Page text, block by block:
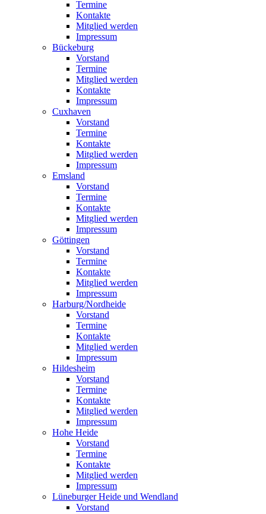
Termine
Kontakte
Mitglied werden
Impressum
Bückeburg
Vorstand
Termine
Mitglied werden
Kontakte
Impressum
Cuxhaven
Vorstand
Termine
Kontakte
Mitglied werden
Impressum
Emsland
Vorstand
Termine
Kontakte
Mitglied werden
Impressum
Göttingen
Vorstand
Termine
Kontakte
Mitglied werden
Impressum
Harburg/Nordheide
Vorstand
Termine
Kontakte
Mitglied werden
Impressum
Hildesheim
Vorstand
Termine
Kontakte
Mitglied werden
Impressum
Hohe Heide
Vorstand
Termine
Kontakte
Mitglied werden
Impressum
Lüneburger Heide und Wendland
Vorstand